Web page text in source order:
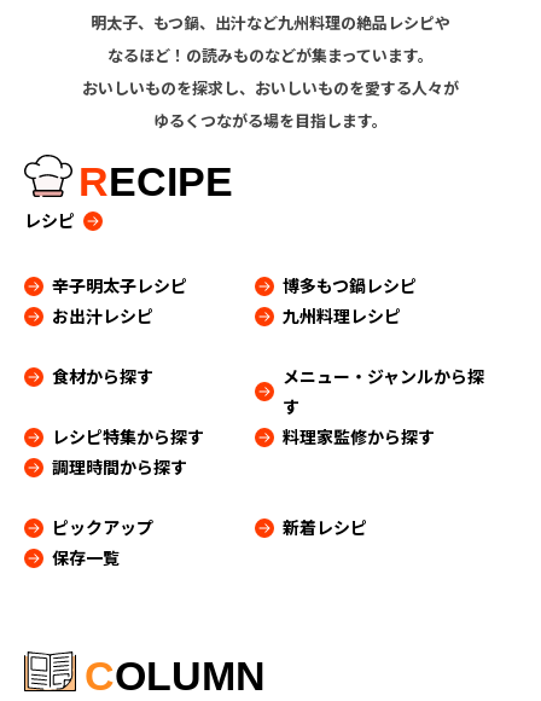
明太子、もつ鍋、出汁など九州料理の絶品レシピや
なるほど！の読みものなどが集まっています。
おいしいものを探求し、おいしいものを愛する人々が
ゆるくつながる場を目指します。
RECIPE
レシピ
辛子明太子レシピ
博多もつ鍋レシピ
お出汁レシピ
九州料理レシピ
食材から探す
メニュー・ジャンルから探
す
レシピ特集から探す
料理家監修から探す
調理時間から探す
ピックアップ
新着レシピ
保存一覧
COLUMN